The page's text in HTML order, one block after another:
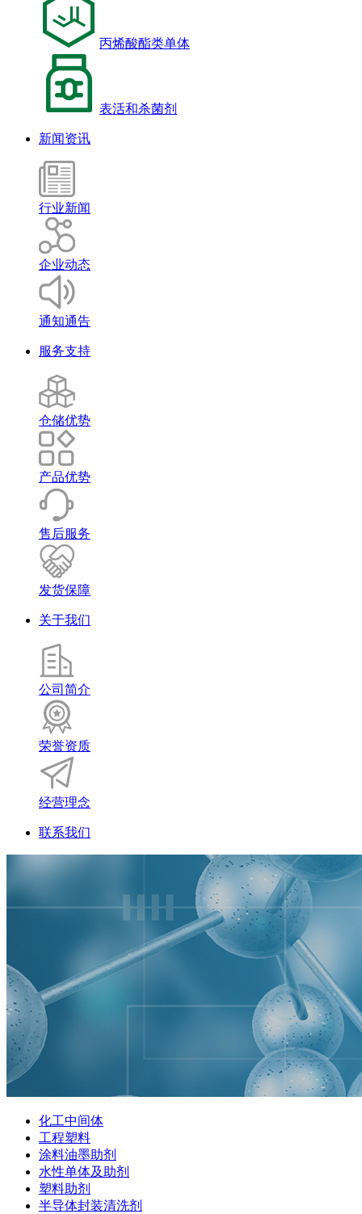
丙烯酸酯类单体
表活和杀菌剂
新闻资讯
行业新闻
企业动态
通知通告
服务支持
仓储优势
产品优势
售后服务
发货保障
关于我们
公司简介
荣誉资质
经营理念
联系我们
化工中间体
工程塑料
涂料油墨助剂
水性单体及助剂
塑料助剂
半导体封装清洗剂